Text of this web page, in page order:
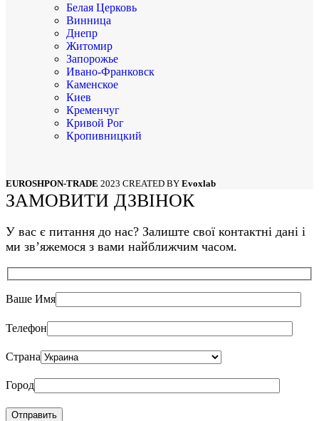
Белая Церковь
Винница
Днепр
Житомир
Запорожье
Ивано-Франковск
Каменское
Киев
Кременчуг
Кривой Рог
Кропивницкий
Николаев
Одесса
Тернополь
Харьков
Хмельницкий
Черкассы
EUROSHPON-TRADE 2023 CREATED BY Evoxlab
ЗАМОВИТИ ДЗВІНОК
У вас є питання до нас? Залиште свої контактні дані і
ми звʼяжемося з вами найближчим часом.
Ваше Имя
Телефон
Страна
Город